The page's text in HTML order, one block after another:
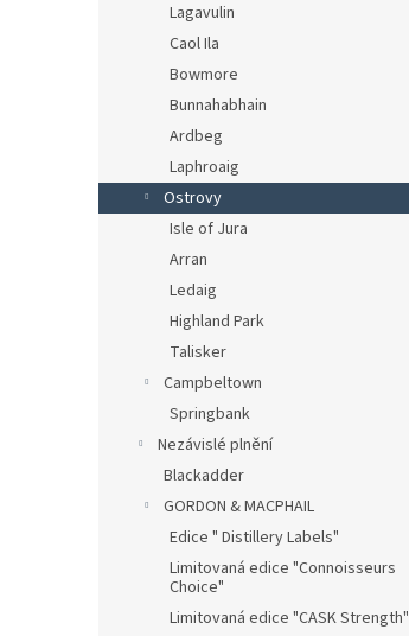
Lagavulin
Caol Ila
Bowmore
Bunnahabhain
Ardbeg
Laphroaig
Ostrovy
Isle of Jura
Arran
Ledaig
Highland Park
Talisker
Campbeltown
Springbank
Nezávislé plnění
Blackadder
GORDON & MACPHAIL
Edice " Distillery Labels"
Limitovaná edice "Connoisseurs
Choice"
Limitovaná edice "CASK Strength"